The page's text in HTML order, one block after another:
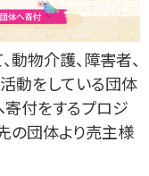
物介護、障害者、
動をしている団体
付をするプロジ
の団体より売主様